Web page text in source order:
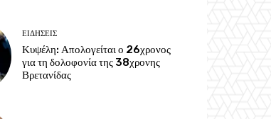
ΕΙΔΗΣΕΙΣ
Κυψέλη: Απολογείται ο 26χρονος
για τη δολοφονία της 38χρονης
Βρετανίδας